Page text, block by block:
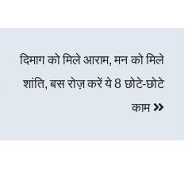
दिमाग को मिले आराम, मन को मिले
शांति, बस रोज़ करें ये 8 छोटे-छोटे
काम